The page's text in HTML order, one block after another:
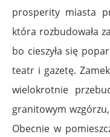
prosperity miasta
która rozbudowała
bo cieszyła się
teatr i gazetę.
wielokrotnie
granitowym
Obecnie w